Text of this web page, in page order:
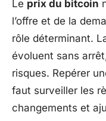
Le prix du bitcoin
l’offre et de la
rôle déterminant.
évoluent sans
risques. Repérer
faut surveiller les
changements et